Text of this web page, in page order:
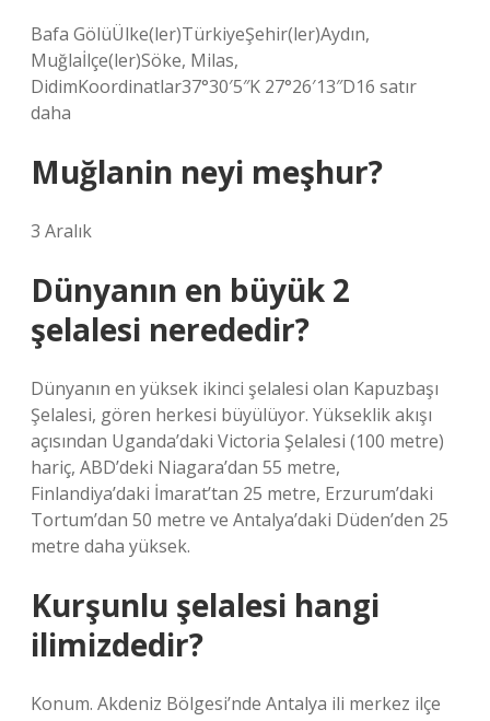
Bafa GölüÜlke(ler)TürkiyeŞehir(ler)Aydın,
Muğlaİlçe(ler)Söke, Milas,
DidimKoordinatlar37°30′5″K 27°26′13″D16 satır
daha
Muğlanin neyi meşhur?
3 Aralık
Dünyanın en büyük 2
şelalesi nerededir?
Dünyanın en yüksek ikinci şelalesi olan Kapuzbaşı
Şelalesi, gören herkesi büyülüyor. Yükseklik akışı
açısından Uganda’daki Victoria Şelalesi (100 metre)
hariç, ABD’deki Niagara’dan 55 metre,
Finlandiya’daki İmarat’tan 25 metre, Erzurum’daki
Tortum’dan 50 metre ve Antalya’daki Düden’den 25
metre daha yüksek.
Kurşunlu şelalesi hangi
ilimizdedir?
Konum. Akdeniz Bölgesi’nde Antalya ili merkez ilçe